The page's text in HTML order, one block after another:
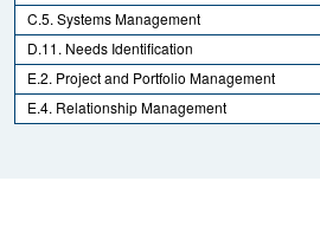
C.5. Systems Management
D.11. Needs Identification
E.2. Project and Portfolio Management
E.4. Relationship Management